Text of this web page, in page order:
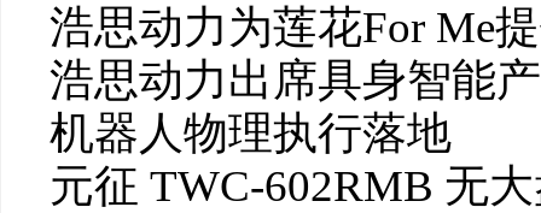
浩思动力为莲花For Me
浩思动力出席具身智能
机器人物理执行落地
元征 TWC-602RMB 无